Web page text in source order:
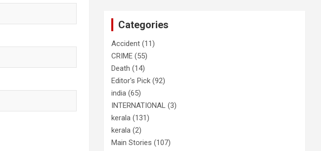
വ്യക്തിപരമായ നേട്ടത്തിനുള്ള
അഖില്‍ മാരാര്‍ ട്വന്റി 20 വിട്ടു
Categories
Accident (11)
CRIME (55)
Death (14)
Editor's Pick (92)
india (65)
INTERNATIONAL (3)
kerala (131)
kerala (2)
Main Stories (107)